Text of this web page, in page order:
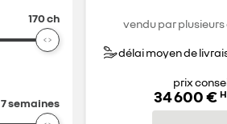
170 ch
7 semaines
vendu par
délai moyen de
prix
34 600 €